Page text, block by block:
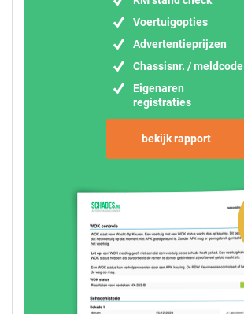
Voertuigopties
Advertentieprijzen
Chassisnr. / meldcode
Eigenaren
registraties
bekijk rapport